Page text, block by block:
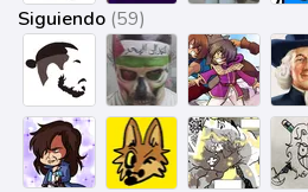
Siguiendo (59)